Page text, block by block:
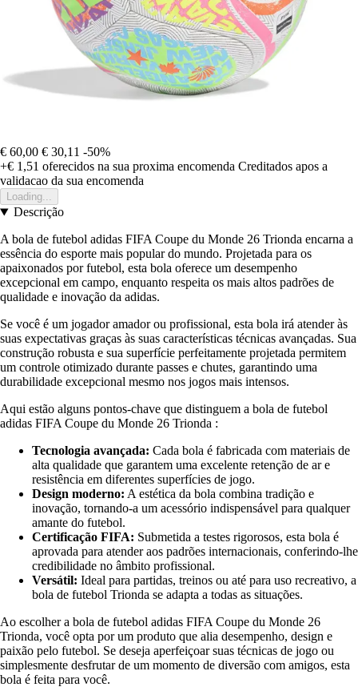
€ 60,00 € 30,11 -50%
+€ 1,51 oferecidos na sua proxima encomenda Creditados apos a
validacao da sua encomenda
Loading...
Descrição
A bola de futebol adidas FIFA Coupe du Monde 26 Trionda encarna a
essência do esporte mais popular do mundo. Projetada para os
apaixonados por futebol, esta bola oferece um desempenho
excepcional em campo, enquanto respeita os mais altos padrões de
qualidade e inovação da adidas.
Se você é um jogador amador ou profissional, esta bola irá atender às
suas expectativas graças às suas características técnicas avançadas. Sua
construção robusta e sua superfície perfeitamente projetada permitem
um controle otimizado durante passes e chutes, garantindo uma
durabilidade excepcional mesmo nos jogos mais intensos.
Aqui estão alguns pontos-chave que distinguem a bola de futebol
adidas FIFA Coupe du Monde 26 Trionda :
Tecnologia avançada: Cada bola é fabricada com materiais de
alta qualidade que garantem uma excelente retenção de ar e
resistência em diferentes superfícies de jogo.
Design moderno: A estética da bola combina tradição e
inovação, tornando-a um acessório indispensável para qualquer
amante do futebol.
Certificação FIFA: Submetida a testes rigorosos, esta bola é
aprovada para atender aos padrões internacionais, conferindo-lhe
credibilidade no âmbito profissional.
Versátil: Ideal para partidas, treinos ou até para uso recreativo, a
bola de futebol Trionda se adapta a todas as situações.
Ao escolher a bola de futebol adidas FIFA Coupe du Monde 26
Trionda, você opta por um produto que alia desempenho, design e
paixão pelo futebol. Se deseja aperfeiçoar suas técnicas de jogo ou
simplesmente desfrutar de um momento de diversão com amigos, esta
bola é feita para você.